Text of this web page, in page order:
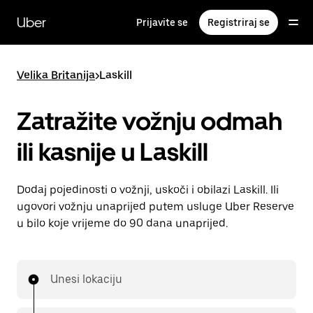
glavni
sadržaj
Uber Prijavite se Registriraj se
Velika Britanija>Laskill
Zatražite vožnju odmah
ili kasnije u Laskill
Dodaj pojedinosti o vožnji, uskoči i obilazi Laskill. Ili
ugovori vožnju unaprijed putem usluge Uber Reserve
u bilo koje vrijeme do 90 dana unaprijed.
Unesi lokaciju